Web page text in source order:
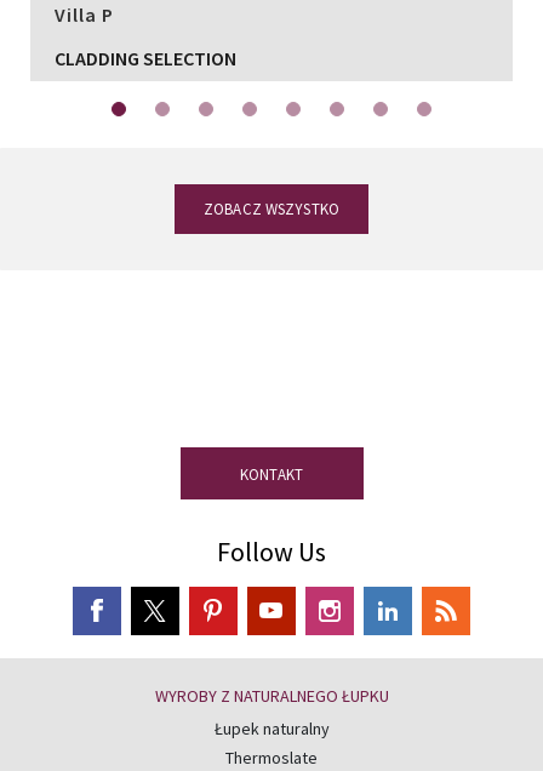
Villa P
CLADDING SELECTION
ZOBACZ WSZYSTKO
KONTAKT
Follow Us
WYROBY Z NATURALNEGO ŁUPKU
Łupek naturalny
Thermoslate